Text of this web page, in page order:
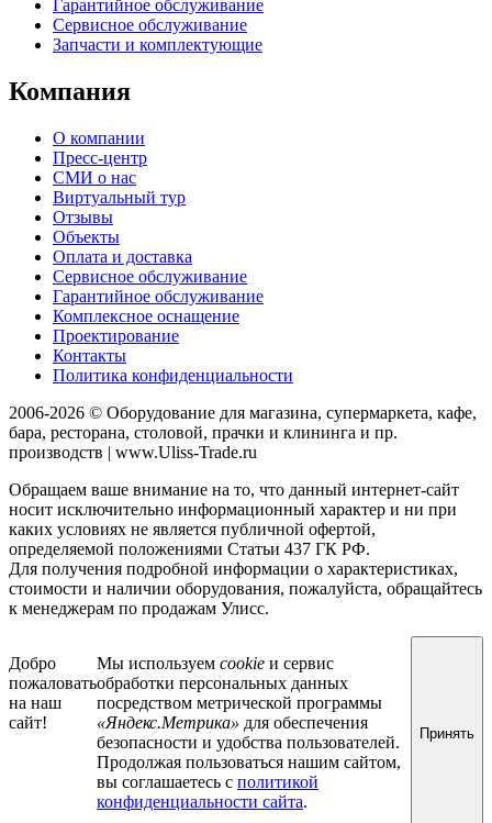
Гарантийное обслуживание
Сервисное обслуживание
Запчасти и комплектующие
Компания
О компании
Пресс-центр
СМИ о нас
Виртуальный тур
Отзывы
Объекты
Оплата и доставка
Сервисное обслуживание
Гарантийное обслуживание
Комплексное оснащение
Проектирование
Контакты
Политика конфиденциальности
2006-2026 © Оборудование для магазина, супермаркета, кафе,
бара, ресторана, столовой, прачки и клининга и пр.
производств | www.Uliss-Trade.ru
Обращаем ваше внимание на то, что данный интернет-сайт
носит исключительно информационный характер и ни при
каких условиях не является публичной офертой,
определяемой положениями Статьи 437 ГК РФ.
Для получения подробной информации о характеристиках,
стоимости и наличии оборудования, пожалуйста, обращайтесь
к менеджерам по продажам Улисс.
Добро
пожаловать
на наш
сайт!
Мы используем cookie и сервис
обработки персональных данных
посредством метрической программы
«Яндекс.Метрика» для обеспечения
безопасности и удобства пользователей.
Продолжая пользоваться нашим сайтом,
вы соглашаетесь с политикой
конфиденциальности сайта.
Принять